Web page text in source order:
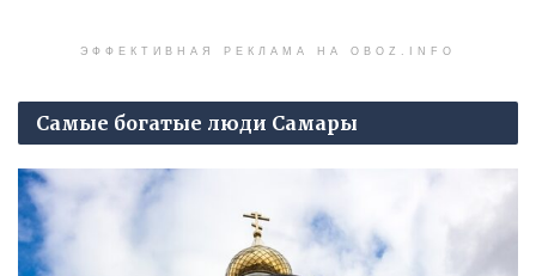
ЭФФЕКТИВНАЯ РЕКЛАМА НА OBOZ.INFO
Самые богатые люди Самары